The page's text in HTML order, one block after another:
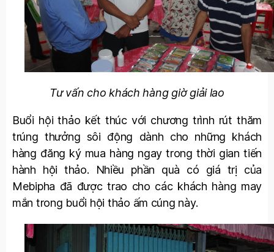
Tư vấn cho khách hàng giờ giải lao
Buổi hội thảo kết thúc với chương trình rút thăm
trúng thưởng sôi động dành cho những khách
hàng đăng ký mua hàng ngay trong thời gian tiến
hành hội thảo. Nhiều phần quà có giá trị của
Mebipha đã được trao cho các khách hàng may
mắn trong buổi hội thảo ấm cúng này.